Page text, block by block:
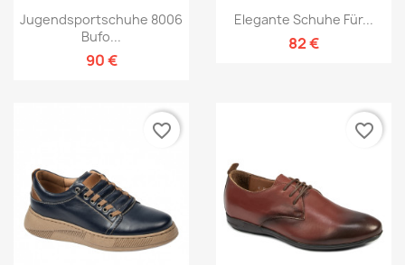
Jugendsportschuhe 8006
Bufo...
90 €
Elegante Schuhe Für...
82 €
favorite_border favorite_border